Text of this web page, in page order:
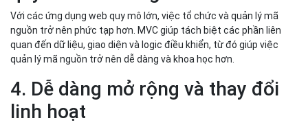
Với các ứng dụng web quy mô lớn, việc tổ chức và quản lý mã
nguồn trở nên phức tạp hơn. MVC giúp tách biệt các phần liên
quan đến dữ liệu, giao diện và logic điều khiển, từ đó giúp việc
quản lý mã nguồn trở nên dễ dàng và khoa học hơn.
4. Dễ dàng mở rộng và thay đổi
linh hoạt